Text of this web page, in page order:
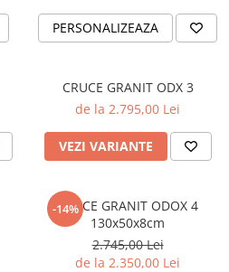
PERSONALIZEAZA
CRUCE GRANIT ODX 3
de la 2.795,00 Lei
VEZI VARIANTE
-14%
CRUCE GRANIT ODOX 4
130x50x8cm
2.745,00 Lei
de la 2.350,00 Lei